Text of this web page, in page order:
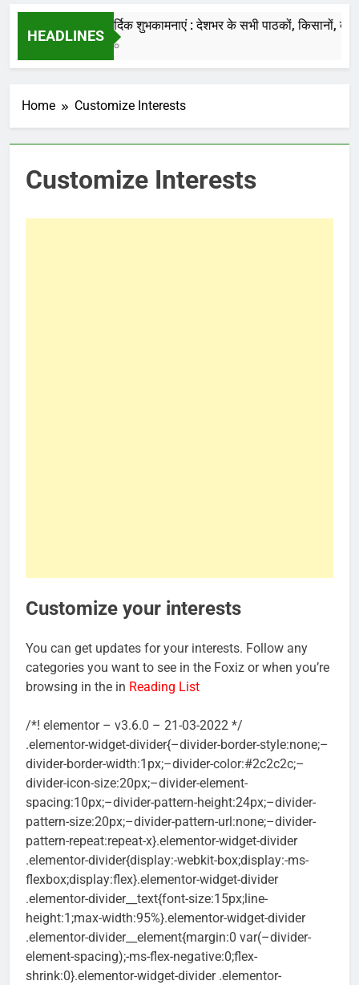
HEADLINES
नववर्ष की हार्दिक शुभकामनाएं : देशभर के सभी पाठकों, किसानों,
7 Months Ago
Home Customize Interests
Customize Interests
Customize your interests
You can get updates for your interests. Follow any
categories you want to see in the Foxiz or when you’re
browsing in the in Reading List
/*! elementor – v3.6.0 – 21-03-2022 */
.elementor-widget-divider{–divider-border-style:none;–
divider-border-width:1px;–divider-color:#2c2c2c;–
divider-icon-size:20px;–divider-element-
spacing:10px;–divider-pattern-height:24px;–divider-
pattern-size:20px;–divider-pattern-url:none;–divider-
pattern-repeat:repeat-x}.elementor-widget-divider
.elementor-divider{display:-webkit-box;display:-ms-
flexbox;display:flex}.elementor-widget-divider
.elementor-divider__text{font-size:15px;line-
height:1;max-width:95%}.elementor-widget-divider
.elementor-divider__element{margin:0 var(–divider-
element-spacing);-ms-flex-negative:0;flex-
shrink:0}.elementor-widget-divider .elementor-